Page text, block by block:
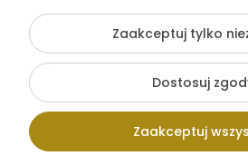
{literal}
Pokaż pełną
Sklep internetowy
Zaakceptuj tylko
Dostosuj
Zaakceptuj